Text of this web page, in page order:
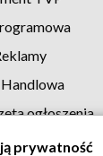
ogłoszenia
prywatność